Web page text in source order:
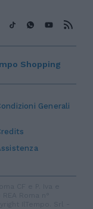
Generali
Shopping